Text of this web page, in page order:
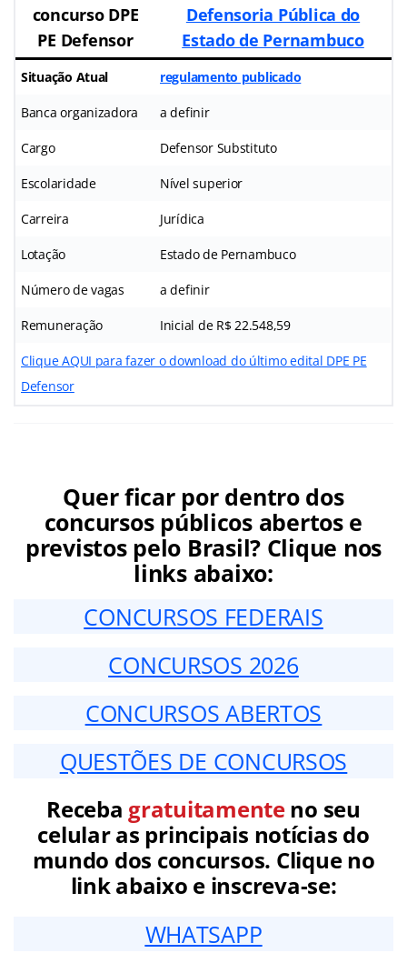
concurso DPE
PE Defensor
Defensoria Pública do
Estado de Pernambuco
Situação Atual regulamento publicado
Banca organizadora a definir
Cargo Defensor Substituto
Escolaridade Nível superior
Carreira Jurídica
Lotação Estado de Pernambuco
Número de vagas a definir
Remuneração Inicial de R$ 22.548,59
Clique AQUI para fazer o download do último edital DPE PE
Defensor
Quer ficar por dentro dos
concursos públicos abertos e
previstos pelo Brasil? Clique nos
links abaixo:
CONCURSOS FEDERAIS
CONCURSOS 2026
CONCURSOS ABERTOS
QUESTÕES DE CONCURSOS
Receba gratuitamenteno seu
celular as principais notícias do
mundo dos concursos. Clique no
link abaixo e inscreva-se:
WHATSAPP